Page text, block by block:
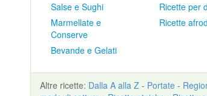
Salse e Sughi
Marmellate e
Conserve
Bevande e Gelati
Ricette per
Ricette
Altre ricette: Dalla A alla Z - Portate -